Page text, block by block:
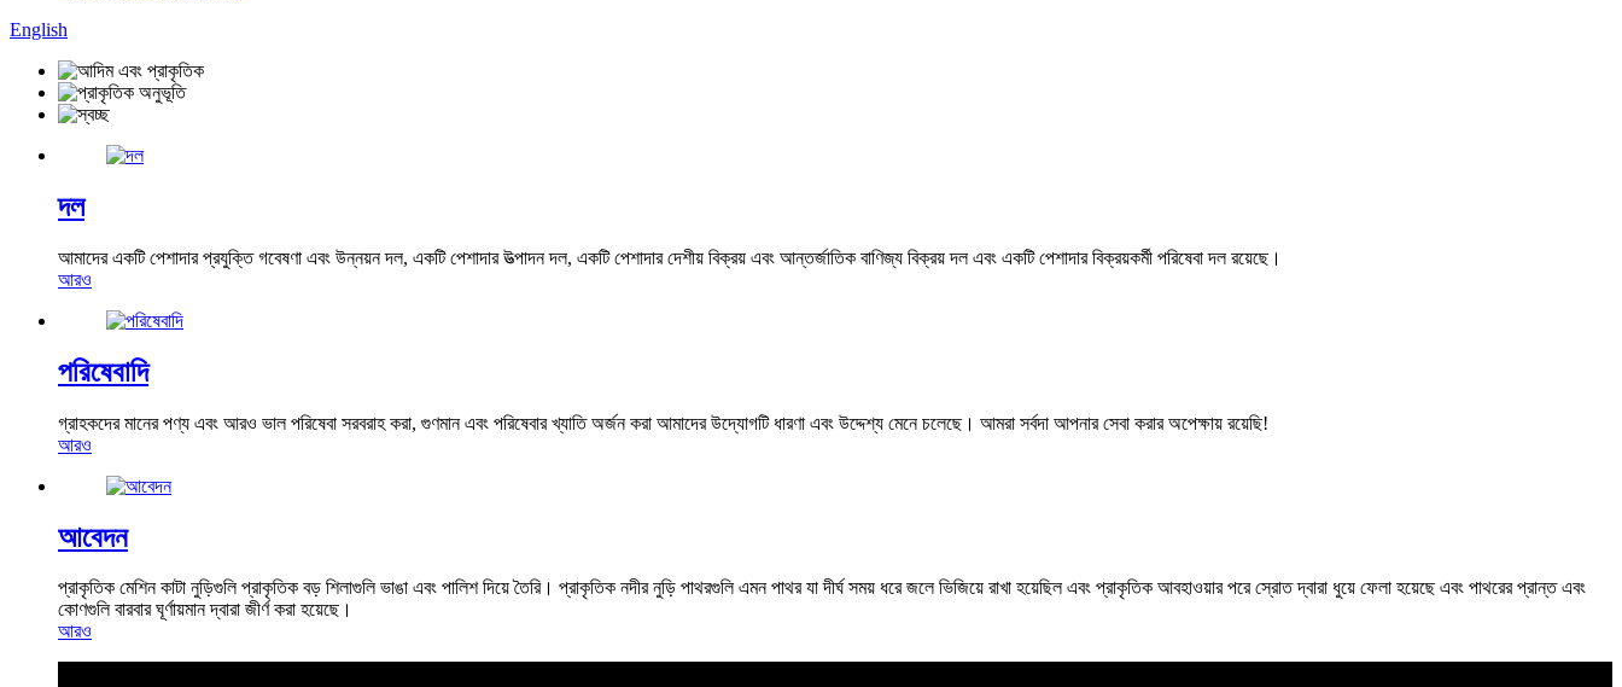
English
দল
আমাদের একটি পেশাদার প্রযুক্তি গবেষণা এবং উন্নয়ন দল, একটি পেশাদার উত্পাদন দল, একটি পেশাদার দেশীয় বিক্রয় এবং আন্তর্জাতিক বাণিজ্য বিক্রয় দল এবং একটি পেশাদার বিক্রয়কর্মী পরিষেবা দল রয়েছে।
আরও
পরিষেবাদি
গ্রাহকদের মানের পণ্য এবং আরও ভাল পরিষেবা সরবরাহ করা, গুণমান এবং পরিষেবার খ্যাতি অর্জন করা আমাদের উদ্যোগটি ধারণা এবং উদ্দেশ্য মেনে চলেছে। আমরা সর্বদা আপনার সেবা করার অপেক্ষায় রয়েছি!
আরও
আবেদন
প্রাকৃতিক মেশিন কাটা নুড়িগুলি প্রাকৃতিক বড় শিলাগুলি ভাঙা এবং পালিশ দিয়ে তৈরি। প্রাকৃতিক নদীর নুড়ি পাথরগুলি এমন পাথর যা দীর্ঘ সময় ধরে জলে ভিজিয়ে রাখা হয়েছিল এবং প্রাকৃতিক আবহাওয়ার পরে স্রোত দ্বারা ধুয়ে ফেলা হয়েছে এবং পাথরের প্রান্ত এবং
কোণগুলি বারবার ঘূর্ণায়মান দ্বারা জীর্ণ করা হয়েছে।
আরও